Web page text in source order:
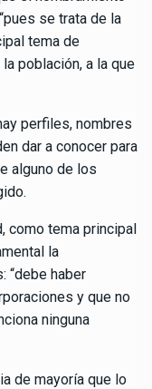
se trata de la
tema de
población, a la que
perfiles, nombres
dar a conocer para
alguno de los
como tema principal
la
“debe haber
y que no
ninguna
de mayoría que lo